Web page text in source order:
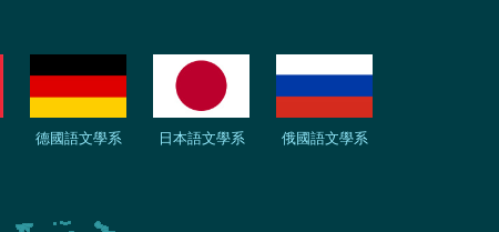
德國語文學系 日本語文學系 俄國語文學系